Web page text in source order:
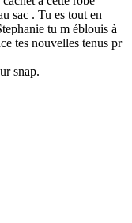
sac . Tu es tout en
tu m éblouis à
tes nouvelles tenus pr
snap.